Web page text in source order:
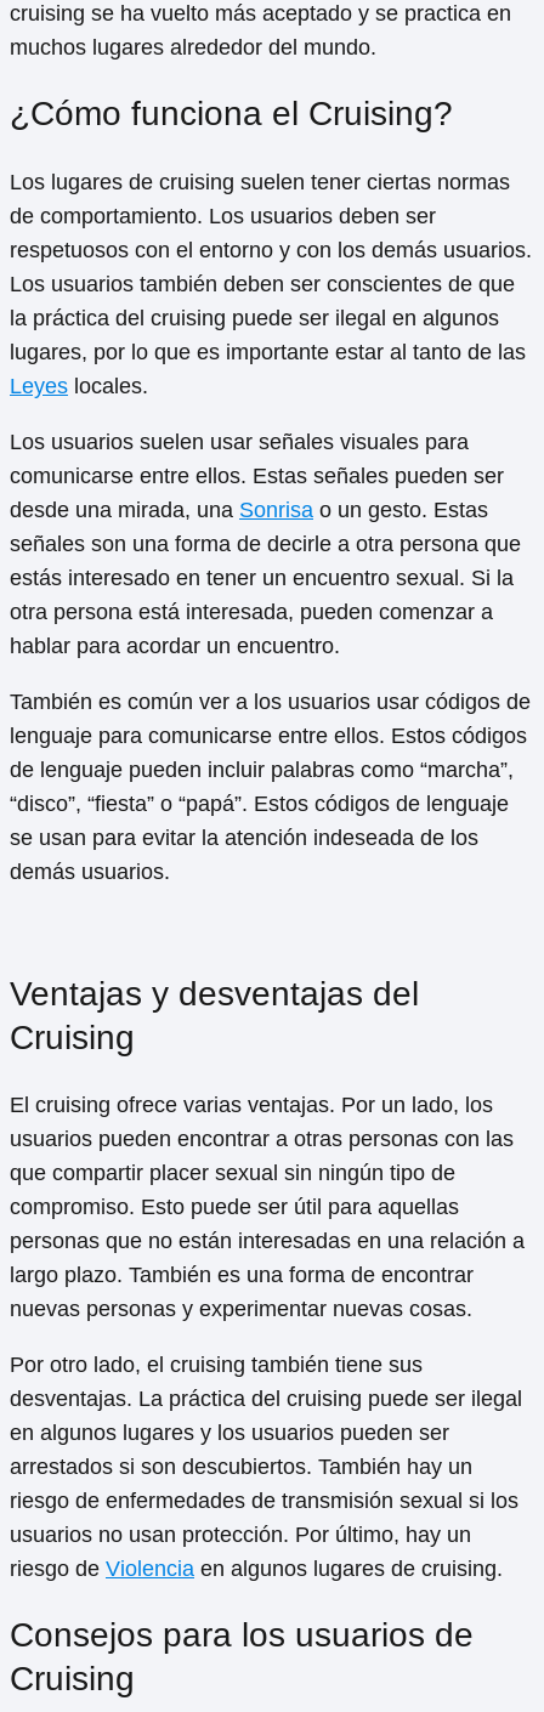
cruising se ha vuelto más aceptado y se practica en
muchos lugares alrededor del mundo.
¿Cómo funciona el Cruising?
Los lugares de cruising suelen tener ciertas normas
de comportamiento. Los usuarios deben ser
respetuosos con el entorno y con los demás usuarios.
Los usuarios también deben ser conscientes de que
la práctica del cruising puede ser ilegal en algunos
lugares, por lo que es importante estar al tanto de las
Leyes locales.
Los usuarios suelen usar señales visuales para
comunicarse entre ellos. Estas señales pueden ser
desde una mirada, una Sonrisa o un gesto. Estas
señales son una forma de decirle a otra persona que
estás interesado en tener un encuentro sexual. Si la
otra persona está interesada, pueden comenzar a
hablar para acordar un encuentro.
También es común ver a los usuarios usar códigos de
lenguaje para comunicarse entre ellos. Estos códigos
de lenguaje pueden incluir palabras como “marcha”,
“disco”, “fiesta” o “papá”. Estos códigos de lenguaje
se usan para evitar la atención indeseada de los
demás usuarios.
Ventajas y desventajas del
Cruising
El cruising ofrece varias ventajas. Por un lado, los
usuarios pueden encontrar a otras personas con las
que compartir placer sexual sin ningún tipo de
compromiso. Esto puede ser útil para aquellas
personas que no están interesadas en una relación a
largo plazo. También es una forma de encontrar
nuevas personas y experimentar nuevas cosas.
Por otro lado, el cruising también tiene sus
desventajas. La práctica del cruising puede ser ilegal
en algunos lugares y los usuarios pueden ser
arrestados si son descubiertos. También hay un
riesgo de enfermedades de transmisión sexual si los
usuarios no usan protección. Por último, hay un
riesgo de Violencia en algunos lugares de cruising.
Consejos para los usuarios de
Cruising